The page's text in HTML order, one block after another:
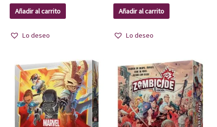
Añadir al carrito
Lo deseo
Añadir al carrito
Lo deseo